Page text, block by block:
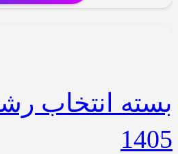
بسته انتخاب
1405